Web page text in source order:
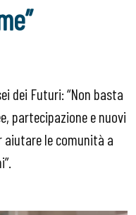
dei Futuri: “Non basta
partecipazione e nuovi
aiutare le comunità a